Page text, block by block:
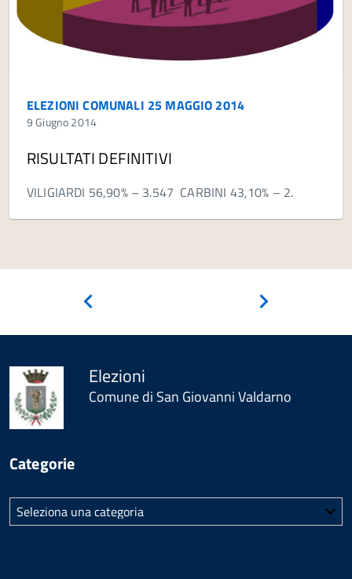
ELEZIONI COMUNALI 25 MAGGIO 2014
9 Giugno 2014
RISULTATI DEFINITIVI
VILIGIARDI 56,90% – 3.547 CARBINI 43,10% – 2.
Elezioni
Comune di San Giovanni Valdarno
Categorie
Categorie